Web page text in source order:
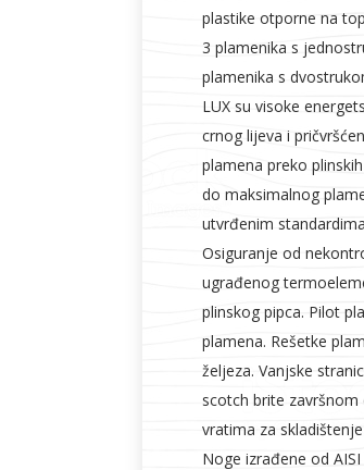
plastike otporne na
3 plamenika s
plamenika s
LUX su visoke
crnog lijeva i
plamena preko
do maksimalnog
utvrđenim
Osiguranje od
ugrađenog
plinskog pipca. Pilot
plamena. Rešetke
željeza. Vanjske
scotch brite
vratima za
Noge izrađene od